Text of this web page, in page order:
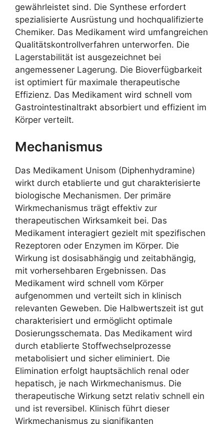
gewährleistet sind. Die Synthese erfordert
spezialisierte Ausrüstung und hochqualifizierte
Chemiker. Das Medikament wird umfangreichen
Qualitätskontrollverfahren unterworfen. Die
Lagerstabilität ist ausgezeichnet bei
angemessener Lagerung. Die Bioverfügbarkeit
ist optimiert für maximale therapeutische
Effizienz. Das Medikament wird schnell vom
Gastrointestinaltrakt absorbiert und effizient im
Körper verteilt.
Mechanismus
Das Medikament Unisom (Diphenhydramine)
wirkt durch etablierte und gut charakterisierte
biologische Mechanismen. Der primäre
Wirkmechanismus trägt effektiv zur
therapeutischen Wirksamkeit bei. Das
Medikament interagiert gezielt mit spezifischen
Rezeptoren oder Enzymen im Körper. Die
Wirkung ist dosisabhängig und zeitabhängig,
mit vorhersehbaren Ergebnissen. Das
Medikament wird schnell vom Körper
aufgenommen und verteilt sich in klinisch
relevanten Geweben. Die Halbwertszeit ist gut
charakterisiert und ermöglicht optimale
Dosierungsschemata. Das Medikament wird
durch etablierte Stoffwechselprozesse
metabolisiert und sicher eliminiert. Die
Elimination erfolgt hauptsächlich renal oder
hepatisch, je nach Wirkmechanismus. Die
therapeutische Wirkung setzt relativ schnell ein
und ist reversibel. Klinisch führt dieser
Wirkmechanismus zu signifikanten